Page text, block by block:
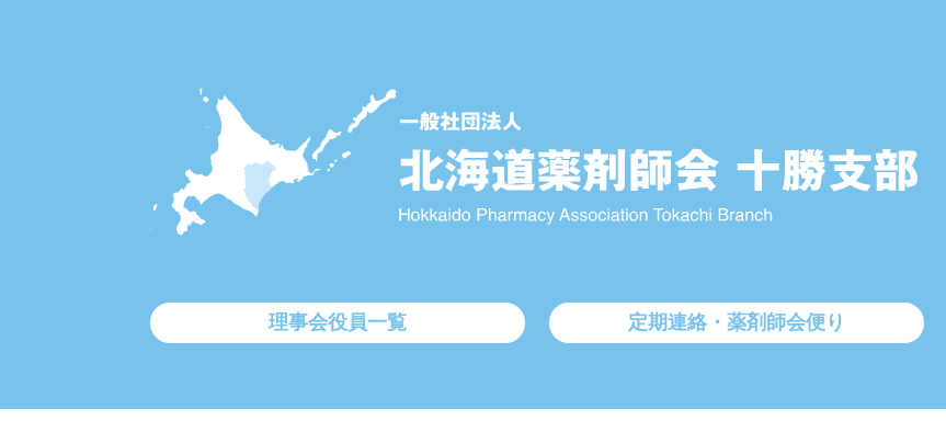
理事会役員一覧 定期連絡・薬剤師会便り